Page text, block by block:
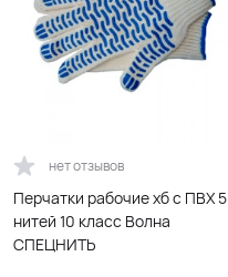
нет отзывов
Перчатки рабочие хб с ПВХ 5
нитей 10 класс Волна
СПЕЦНИТЬ